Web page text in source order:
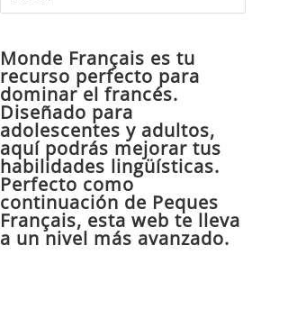
Escape
Monde Français es tu
recurso perfecto para
dominar el francés.
Diseñado para
adolescentes y adultos,
aquí podrás mejorar tus
habilidades lingüísticas.
Perfecto como
continuación de Peques
Français, esta web te lleva
a un nivel más avanzado.